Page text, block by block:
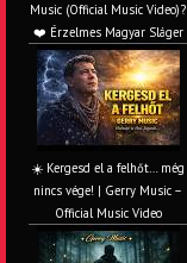
Music (Official Music Video)?
❤️ Érzelmes Magyar Sláger
☀️ Kergesd el a felhőt… még
nincs vége! | Gerry Music –
Official Music Video